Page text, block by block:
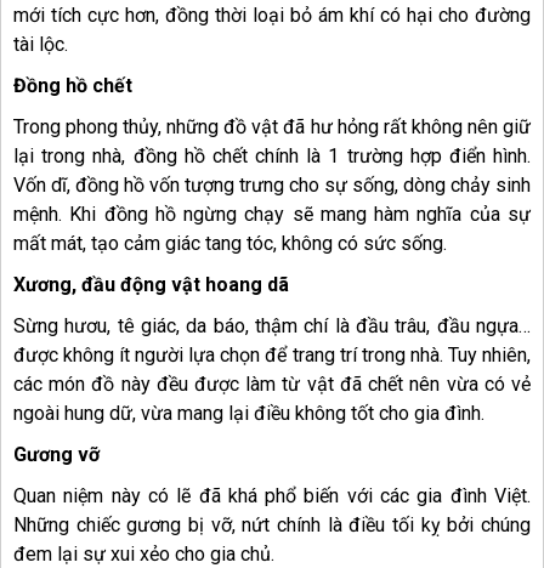
mới tích cực hơn, đồng thời loại bỏ ám khí có hại cho đường
tài lộc.
Đồng hồ chết
Trong phong thủy, những đồ vật đã hư hỏng rất không nên giữ
lại trong nhà, đồng hồ chết chính là 1 trường hợp điển hình.
Vốn dĩ, đồng hồ vốn tượng trưng cho sự sống, dòng chảy sinh
mệnh. Khi đồng hồ ngừng chạy sẽ mang hàm nghĩa của sự
mất mát, tạo cảm giác tang tóc, không có sức sống.
Xương, đầu động vật hoang dã
Sừng hươu, tê giác, da báo, thậm chí là đầu trâu, đầu ngựa…
được không ít người lựa chọn để trang trí trong nhà. Tuy nhiên,
các món đồ này đều được làm từ vật đã chết nên vừa có vẻ
ngoài hung dữ, vừa mang lại điều không tốt cho gia đình.
Gương vỡ
Quan niệm này có lẽ đã khá phổ biến với các gia đình Việt.
Những chiếc gương bị vỡ, nứt chính là điều tối kỵ bởi chúng
đem lại sự xui xẻo cho gia chủ.